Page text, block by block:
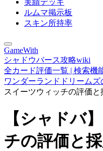
実績デッキ
ルムマ掲示板
スキン所持率
GameWith
シャドウバース攻略wiki
全カード評価一覧 | 検索機
ワンダーランドドリームズ
スイーツウィッチの評価と
【シャドバ
チの評価と